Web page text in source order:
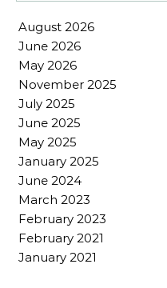
August 2026
June 2026
May 2026
November 2025
July 2025
June 2025
May 2025
January 2025
June 2024
March 2023
February 2023
February 2021
January 2021